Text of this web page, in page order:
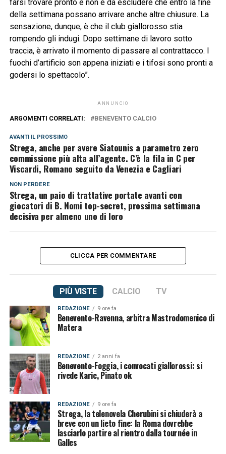
farsi trovare pronto e non è da escludere che entro la fine
della settimana possano arrivare anche altre chiusure. La
sensazione, dunque, è che il club giallorosso stia
rompendo gli indugi. Dopo settimane di lavoro sotto
traccia, è arrivato il momento di passare al contrattacco. I
fuochi d’artificio son appena iniziati e i tifosi sono pronti a
godersi lo spettacolo”.
ANNUNCIO
ARGOMENTI CORRELATI: BENEVENTO CALCIO
AVANTI IL ​​PROSSIMO
Strega, anche per avere Siatounis a parametro zero
commissione più alta all’agente. C’è la fila in C per
Viscardi, Romano seguito da Venezia e Cagliari
NON PERDERE
Strega, un paio di trattative portate avanti con
giocatori di B. Nomi top-secret, prossima settimana
decisiva per almeno uno di loro
CLICCA PER COMMENTARE
PIÙ VISTE CALCIO TV
REDAZIONE 9 ore fa
Benevento-Ravenna, arbitra Mastrodomenico di
Matera
REDAZIONE 2 anni fa
Benevento-Foggia, i convocati giallorossi: si
rivede Karic, Pinato ok
REDAZIONE 9 ore fa
Strega, la telenovela Cherubini si chiuderà a
breve con un lieto fine: la Roma dovrebbe
lasciarlo partire al rientro dalla tournée in
Galles